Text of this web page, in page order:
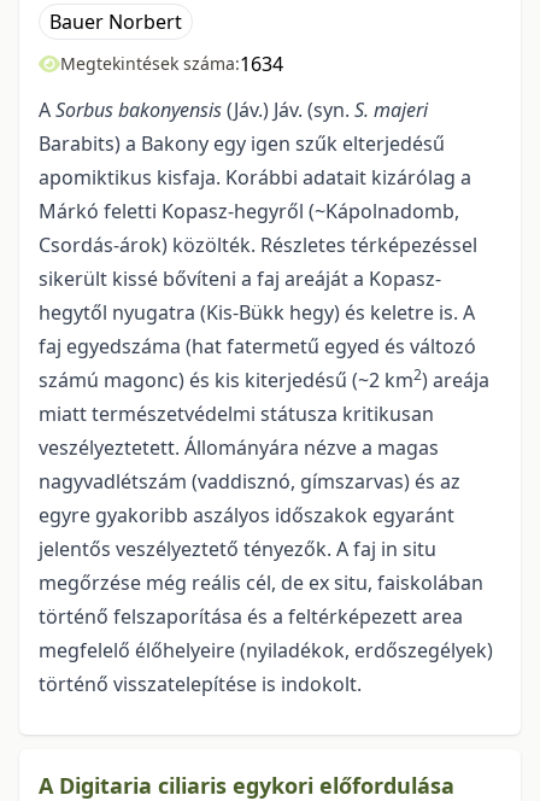
Bauer Norbert
Megtekintések száma:1634
ASorbus bakonyensis(Jáv.) Jáv. (syn. S. majeri
Barabits) a Bakony egy igen szűk elter­jedésű
apomiktikus kisfaja. Korábbi adatait kizárólag a
Márkó feletti Kopasz-hegyről (~Kápolnadomb,
Csordás-árok) közölték. Részletes térképezéssel
sikerült kissé bővíteni a faj areáját a Kopasz-
hegytől nyugatra (Kis-Bükk hegy) és keletre is. A
faj egyedszáma (hat fatermetű egyed és változó
számú ma­gonc) és kis kiterjedésű (~2 km2) areája
miatt természetvédelmi státusza kritikusan
veszélyeztetett. Állományára nézve a magas
nagyvadlétszám (vaddisznó, gímszarvas) és az
egyre gyakoribb aszályos időszakok egyaránt
jelentős veszélyeztető tényezők. A faj in situ
megőrzése még reális cél, de ex situ, faiskolában
történő felszaporítása és a feltérképezett area
megfelelő élőhelyeire (nyiladékok, erdősze­gélyek)
történő visszatelepítése is indokolt.
A Digitaria ciliaris egykori előfordulása